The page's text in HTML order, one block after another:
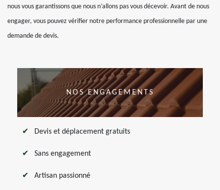
nous vous garantissons que nous n’allons pas vous décevoir. Avant de nous
engager, vous pouvez vérifier notre performance professionnelle par une
demande de devis.
NOS ENGAGEMENTS
Devis et déplacement gratuits
Sans engagement
Artisan passionné